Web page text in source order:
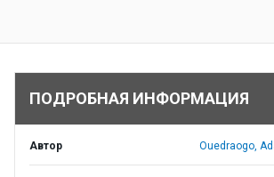
ПОДРОБНАЯ ИНФОРМАЦИЯ
Автор Ouedraogo,